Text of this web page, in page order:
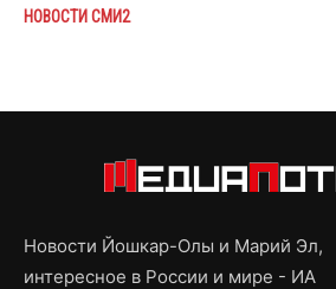
НОВОСТИ СМИ2
Новости Йошкар-Олы и Марий Эл,
интересное в России и мире - ИА